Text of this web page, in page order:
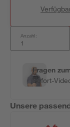
Anzahl:
Fragen
Sofort-
Unsere